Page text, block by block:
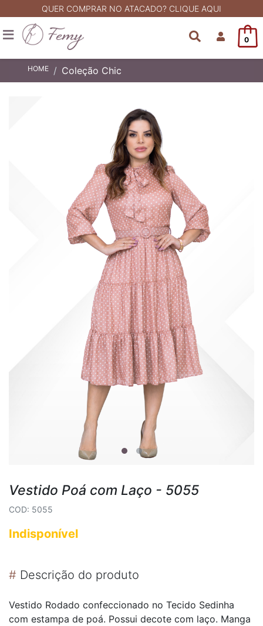
QUER COMPRAR NO ATACADO? CLIQUE AQUI
0
HOME Coleção Chic
Vestido Poá com Laço - 5055
COD: 5055
Indisponível
# Descrição do produto
Vestido Rodado confeccionado no Tecido Sedinha
com estampa de poá. Possui decote com laço. Manga